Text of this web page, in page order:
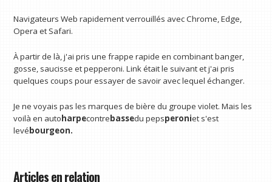
Navigateurs Web rapidement verrouillés avec Chrome, Edge,
Opera et Safari.
À partir de là, j'ai pris une frappe rapide en combinant banger,
gosse, saucisse et pepperoni. Link était le suivant et j'ai pris
quelques coups pour essayer de savoir avec lequel échanger.
Je ne voyais pas les marques de bière du groupe violet. Mais les
voilà en autoharpecontrebassedu pepsperoniet s'est
levébourgeon.
Articles en relation